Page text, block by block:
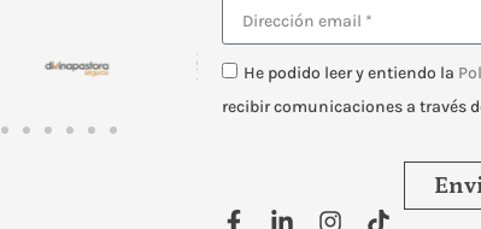
He podido leer y entiendo la
recibir comunicaciones a través